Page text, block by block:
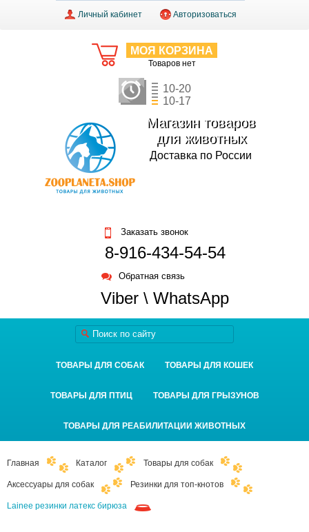
Личный кабинет Авторизоваться
МОЯ КОРЗИНА
Товаров нет
10-20
10-17
Магазин товаров
для животных
Доставка по России
Заказать звонок
8-916-434-54-54
Обратная связь
Viber \ WhatsApp
ТОВАРЫ ДЛЯ СОБАК ТОВАРЫ ДЛЯ КОШЕК
ТОВАРЫ ДЛЯ ПТИЦ ТОВАРЫ ДЛЯ ГРЫЗУНОВ
ТОВАРЫ ДЛЯ РЕАБИЛИТАЦИИ ЖИВОТНЫХ
Главная Каталог Товары для собак
Аксессуары для собак Резинки для топ-кнотов
Lainee резинки латекс бирюза